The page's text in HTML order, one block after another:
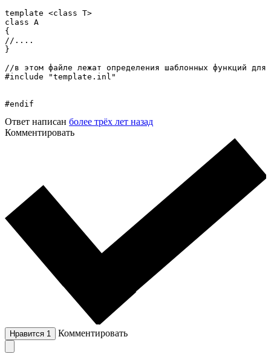
template <class T>
class A
{
//....
}
//в этом файле лежат определения шаблонных функций для
#include "template.inl"
#endif
Ответ написан более трёх лет назад
Комментировать
Нравится 1 Комментировать